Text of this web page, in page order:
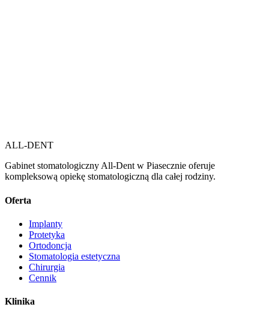
ALL-DENT
Gabinet stomatologiczny All-Dent w Piasecznie oferuje
kompleksową opiekę stomatologiczną dla całej rodziny.
Oferta
Implanty
Protetyka
Ortodoncja
Stomatologia estetyczna
Chirurgia
Cennik
Klinika